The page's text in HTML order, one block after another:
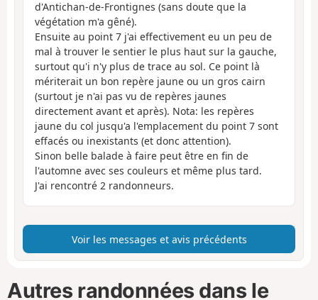
d'Antichan-de-Frontignes (sans doute que la
végétation m'a gêné).
Ensuite au point 7 j'ai effectivement eu un peu de
mal à trouver le sentier le plus haut sur la gauche,
surtout qu'i n'y plus de trace au sol. Ce point là
mériterait un bon repère jaune ou un gros cairn
(surtout je n'ai pas vu de repères jaunes
directement avant et après). Nota: les repères
jaune du col jusqu'a l'emplacement du point 7 sont
effacés ou inexistants (et donc attention).
Sinon belle balade à faire peut être en fin de
l'automne avec ses couleurs et même plus tard.
J'ai rencontré 2 randonneurs.
Voir les messages et avis précédents
Autres randonnées dans le